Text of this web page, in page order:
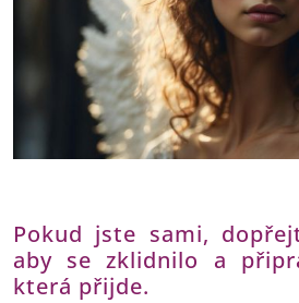
Pokud jste sami,
aby se zklidnilo a
která přijde.